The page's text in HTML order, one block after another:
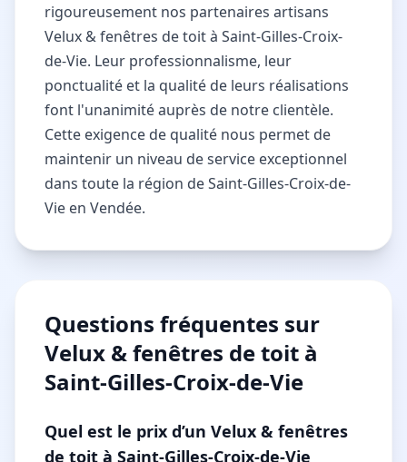
rigoureusement nos partenaires artisans
Velux & fenêtres de toit à Saint-Gilles-Croix-
de-Vie. Leur professionnalisme, leur
ponctualité et la qualité de leurs réalisations
font l'unanimité auprès de notre clientèle.
Cette exigence de qualité nous permet de
maintenir un niveau de service exceptionnel
dans toute la région de Saint-Gilles-Croix-de-
Vie en Vendée.
Questions fréquentes sur
Velux & fenêtres de toit à
Saint-Gilles-Croix-de-Vie
Quel est le prix d’un Velux & fenêtres
de toit à Saint-Gilles-Croix-de-Vie